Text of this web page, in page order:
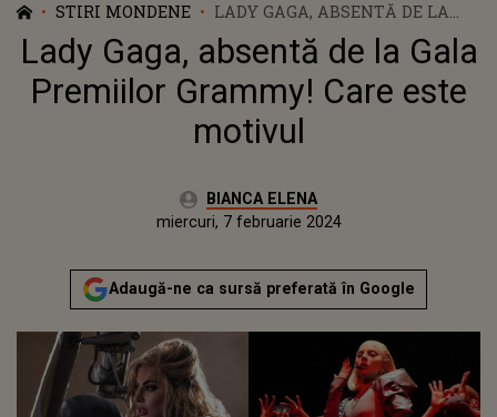
STIRI MONDENE
LADY GAGA, ABSENTĂ DE LA
GALA PREMIILOR GRAMMY!
CARE ESTE MOTIVUL
Lady Gaga, absentă de la Gala
Premiilor Grammy! Care este
motivul
Autor:BIANCA ELENA
marți, 7 februarie 2023Actualizat:
miercuri, 7 februarie 2024
Adaugă-ne ca sursă preferată în Google